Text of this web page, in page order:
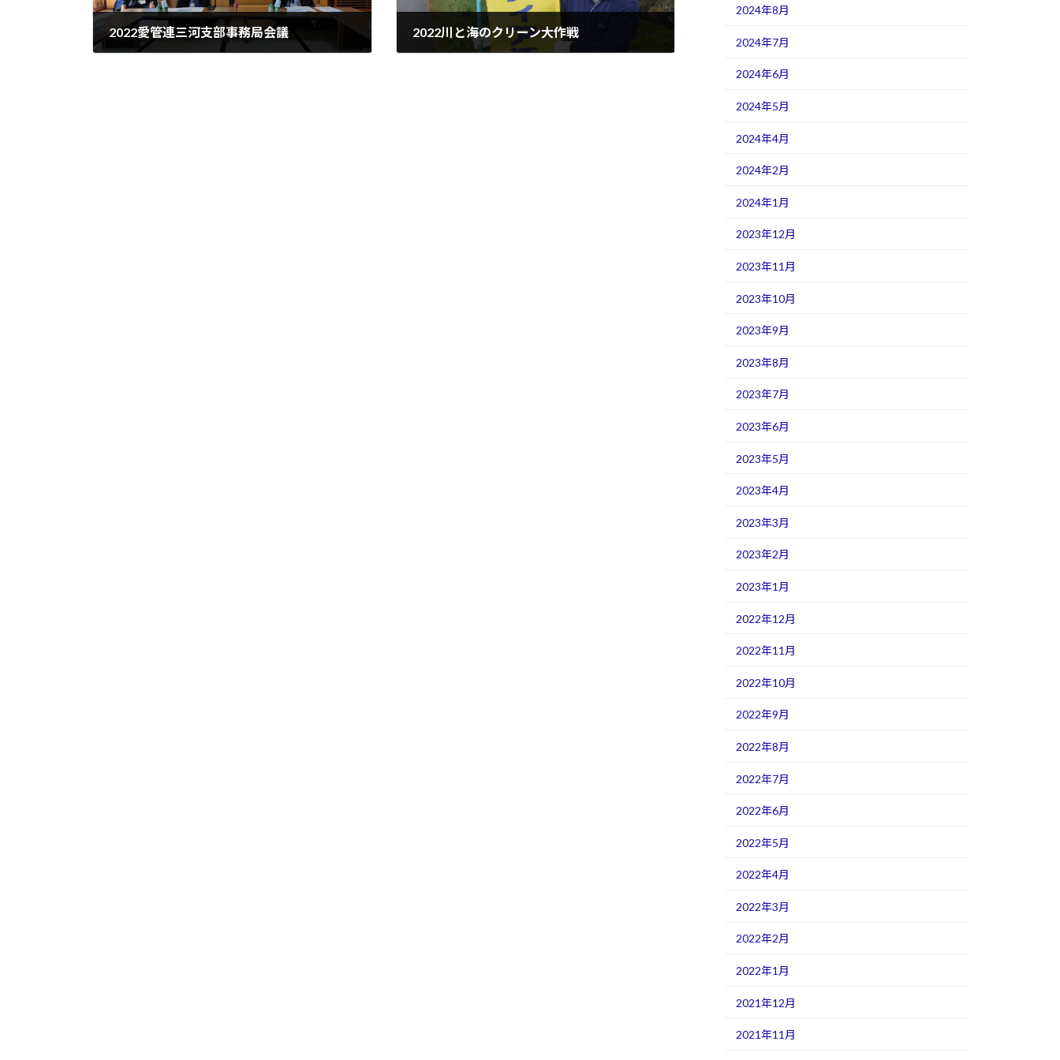
2022愛管連三河支部事務局会議 2022川と海のクリーン大作戦
2024年8月
2024年7月
2024年6月
2024年5月
2024年4月
2024年2月
2024年1月
2023年12月
2023年11月
2023年10月
2023年9月
2023年8月
2023年7月
2023年6月
2023年5月
2023年4月
2023年3月
2023年2月
2023年1月
2022年12月
2022年11月
2022年10月
2022年9月
2022年8月
2022年7月
2022年6月
2022年5月
2022年4月
2022年3月
2022年2月
2022年1月
2021年12月
2021年11月